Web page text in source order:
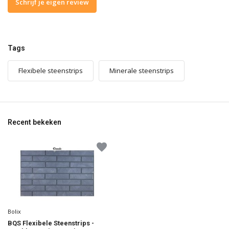
Tags
Flexibele steenstrips Minerale steenstrips
Recent bekeken
Bolix
BQS Flexibele Steenstrips -